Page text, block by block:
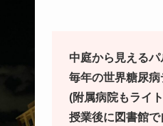
中庭から見える
毎年の世界糖尿
(附属病院もライ
授業後に図書館